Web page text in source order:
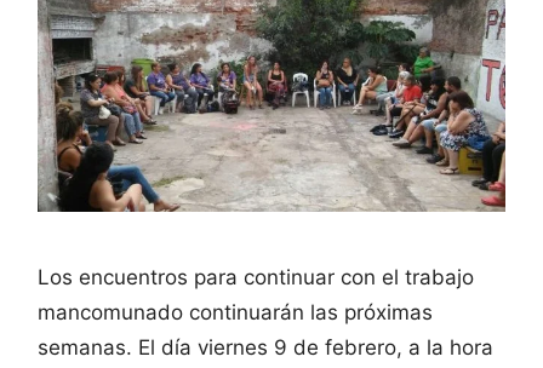
Los encuentros para continuar con el trabajo
mancomunado continuarán las próximas
semanas. El día viernes 9 de febrero, a la hora